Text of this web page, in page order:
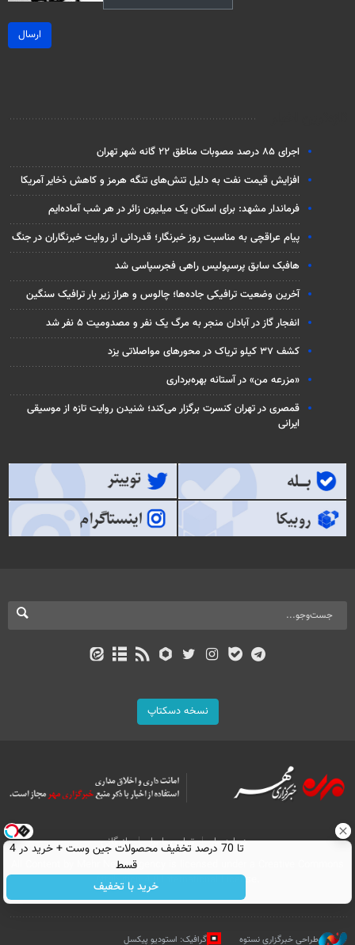
ارسال
اجرای ۸۵ درصد مصوبات مناطق ۲۲ گانه شهر تهران
افزایش قیمت نفت به دلیل تنش‌های تنگه هرمز و کاهش ذخایر آمریکا
فرماندار مشهد: برای اسکان یک میلیون زائر در هر شب آماده‌ایم
پیام عراقچی به مناسبت روز خبرنگار؛ قدردانی از روایت خبرنگاران در جنگ
هافبک سابق پرسپولیس راهی فجرسپاسی شد
آخرین وضعیت ترافیکی جاده‌ها؛ چالوس و هراز زیر بار ترافیک سنگین
انفجار گاز در آبادان منجر به مرگ یک نفر و مصدومیت ۵ نفر شد
کشف ۳۷ کیلو تریاک در محورهای مواصلاتی یزد
«مزرعه من» در آستانه بهره‌برداری
قمصری در تهران کنسرت برگزار می‌کند؛ شنیدن روایت تازه از موسیقی
ایرانی
نسخه دسکتاپ
درباره ما تماس با ما
بازرگانی
All Content by Mehr News Agency is licensed under a Creative Commons
Attribution 4.0 International License.
طراحی خبرگزاری نستوه گرافیک: استودیو پیکسل
تا 70 درصد تخفیف محصولات جین وست + خرید در 4
قسط
خرید با تخفیف